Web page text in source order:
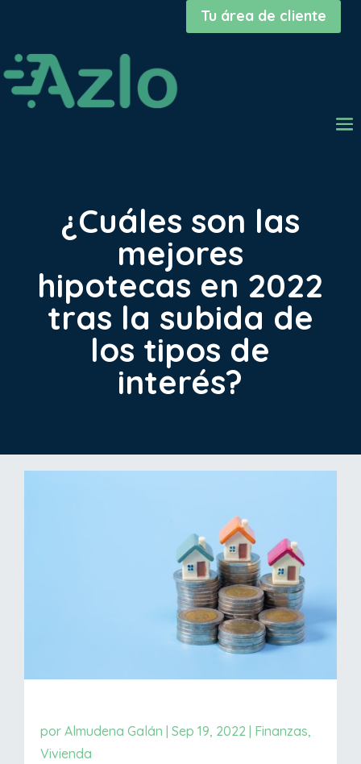
Tu área de cliente
¿Cuáles son las
mejores
hipotecas en 2022
tras la subida de
los tipos de
interés?
porAlmudena Galán |Sep 19, 2022 Finanzas,
Vivienda